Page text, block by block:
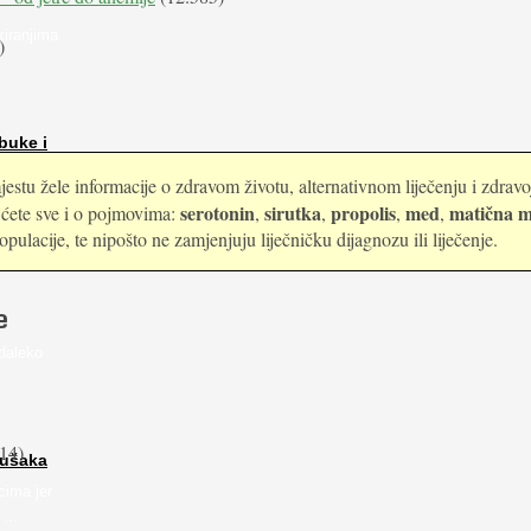
i
jer
žele informacije o zdravom životu, alternativnom liječenju i
sve i o pojmovima: serotonin, sirutka, propolis, med, matična
te nipošto ne zamjenjuju liječničku dijagnozu ili liječenje.